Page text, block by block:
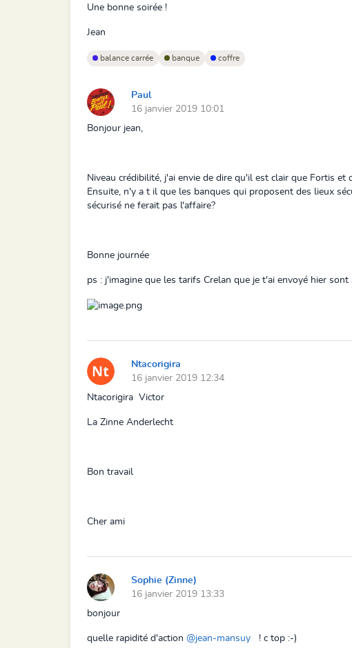
Une bonne soirée !
Jean
balance carrée banque coffre
Paul
16 janvier 2019 10:01
Bonjour jean,
Niveau crédibilité, j'ai envie de dire qu'il est clair que Fortis
Ensuite, n'y a t il que les banques qui proposent des lieux
sécurisé ne ferait pas l'affaire?
Bonne journée
ps : j'imagine que les tarifs Crelan que je t'ai envoyé hier
Ntacorigira
16 janvier 2019 12:34
Ntacorigira Victor
La Zinne Anderlecht
Bon travail
Cher ami
Sophie (Zinne)
16 janvier 2019 13:33
bonjour
quelle rapidité d'action @jean-mansuy ! c top :-)